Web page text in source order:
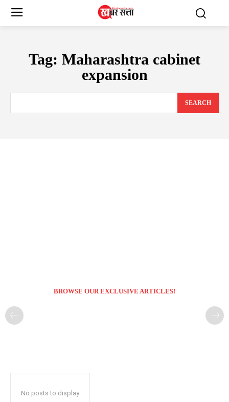
Tag: Maharashtra cabinet
expansion
SEARCH
BROWSE OUR EXCLUSIVE ARTICLES!
No posts to display